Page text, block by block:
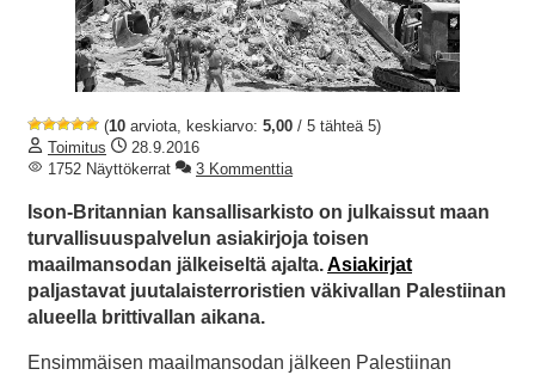
(10 arviota, keskiarvo: 5,00 / 5 tähteä 5)
Toimitus
28.9.2016
1752 Näyttökerrat
3 Kommenttia
Ison-Britannian kansallisarkisto on julkaissut maan
turvallisuuspalvelun asiakirjoja toisen
maailmansodan jälkeiseltä ajalta.Asiakirjat
paljastavat juutalaisterroristien väkivallan Palestiinan
alueella brittivallan aikana.
Ensimmäisen maailmansodan jälkeen Palestiinan